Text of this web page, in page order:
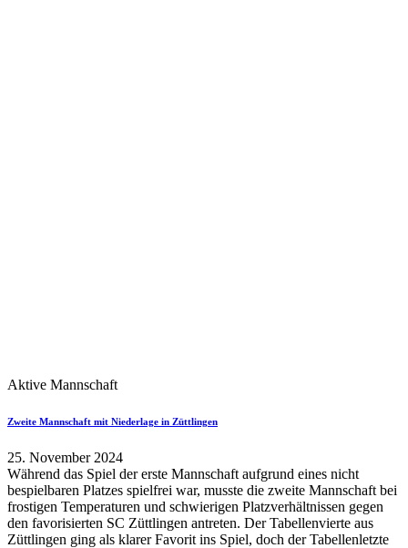
Aktive Mannschaft
Zweite Mannschaft mit Niederlage in Züttlingen
25. November 2024
Während das Spiel der erste Mannschaft aufgrund eines nicht
bespielbaren Platzes spielfrei war, musste die zweite Mannschaft bei
frostigen Temperaturen und schwierigen Platzverhältnissen gegen
den favorisierten SC Züttlingen antreten. Der Tabellenvierte aus
Züttlingen ging als klarer Favorit ins Spiel, doch der Tabellenletzte